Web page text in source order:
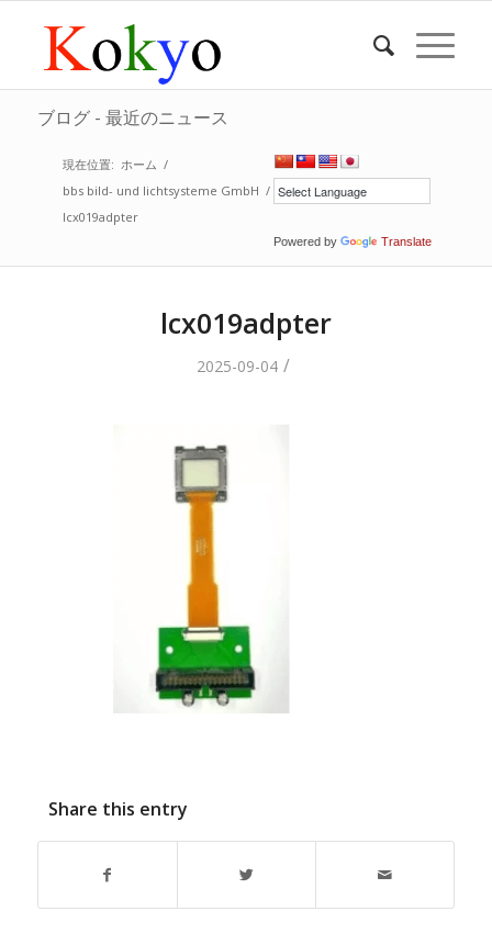
ブログ - 最近のニュース
Powered by Translate
現在位置: ホーム /
bbs bild- und lichtsysteme GmbH /
lcx019adpter
lcx019adpter
2025-09-04 /
Share this entry